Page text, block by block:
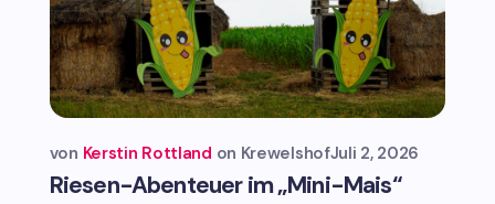
Riesen-Abenteuer im „Mini-Mais“
von Kerstin Rottland KrewelshofJuli 2, 2026